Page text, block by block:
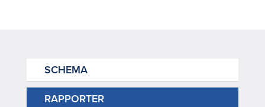
SCHEMA
RAPPORTER